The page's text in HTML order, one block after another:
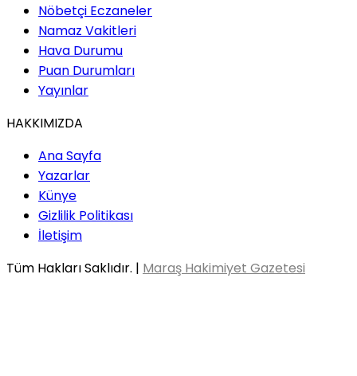
Nöbetçi Eczaneler
Namaz Vakitleri
Hava Durumu
Puan Durumları
Yayınlar
HAKKIMIZDA
Ana Sayfa
Yazarlar
Künye
Gizlilik Politikası
İletişim
Tüm Hakları Saklıdır. | Maraş Hakimiyet Gazetesi